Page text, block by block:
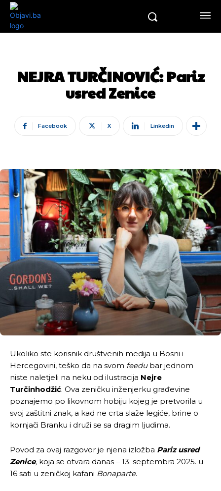
NEJRA TURČINOVIĆ: Pariz
usred Zenice
Facebook X Linkedin
Ukoliko ste korisnik društvenih medija u Bosni i
Hercegovini, teško da na svom feedubar jednom
niste naletjeli na neku od ilustracija Nejre
Turčinhodžić. Ova zeničku inženjerku građevine
poznajemo po likovnom hobiju kojeg je pretvorila u
svoj zaštitni znak, a kad ne crta slaže legiće, brine o
kornjači Branku i druži se sa dragim ljudima.
Povod za ovaj razgovor je njena izložba Pariz usred
Zenice, koja se otvara danas – 13. septembra 2025. u
16 sati u zeničkoj kafani Bonaparte.